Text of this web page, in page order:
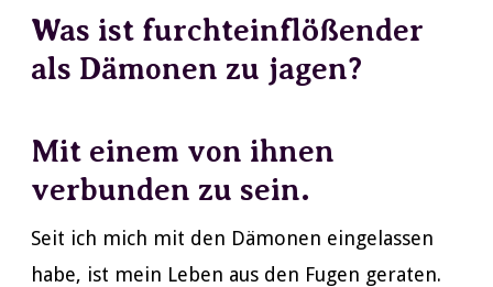
Was ist furchteinflößender
als Dämonen zu jagen?
Mit einem von ihnen
verbunden zu sein.
Seit ich mich mit den Dämonen eingelassen
habe, ist mein Leben aus den Fugen geraten.